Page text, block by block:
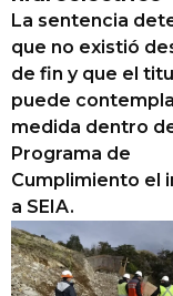
La sentencia
que no existió
de fin y que el
puede
medida dentro
Programa de
Cumplimiento el
a SEIA.